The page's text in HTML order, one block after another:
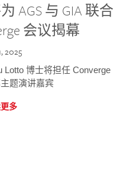
AGS 与 GIA 联合
会议揭幕
2025
Lotto 博士将担任 Converge
题演讲嘉宾
多